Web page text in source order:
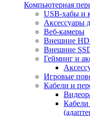
Компьютерная
USB-хабы и
Аксессуары
Веб-камеры
Внешние
Внешние
Гейминг и
Игровые
Кабели и